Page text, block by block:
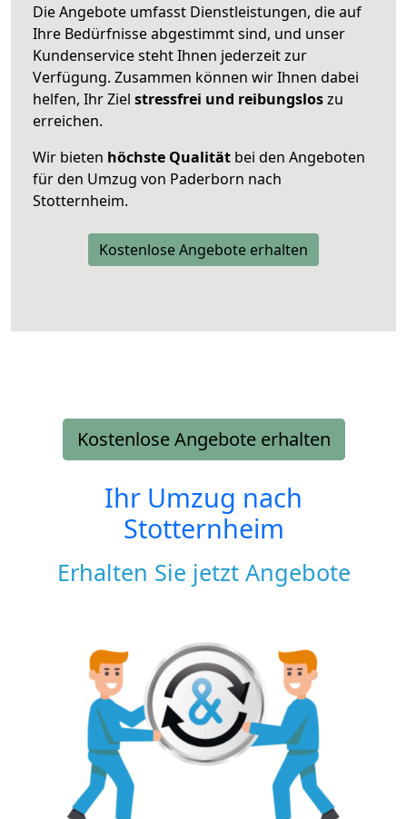
Die Angebote umfasst Dienstleistungen, die auf
Ihre Bedürfnisse abgestimmt sind, und unser
Kundenservice steht Ihnen jederzeit zur
Verfügung. Zusammen können wir Ihnen dabei
helfen, Ihr Ziel stressfrei und reibungsloszu
erreichen.
Wir bieten höchste Qualität bei den Angeboten
für den Umzug von Paderborn nach
Stotternheim.
Kostenlose Angebote erhalten
Kostenlose Angebote erhalten
Ihr Umzug nach
Stotternheim
Erhalten Sie jetzt Angebote